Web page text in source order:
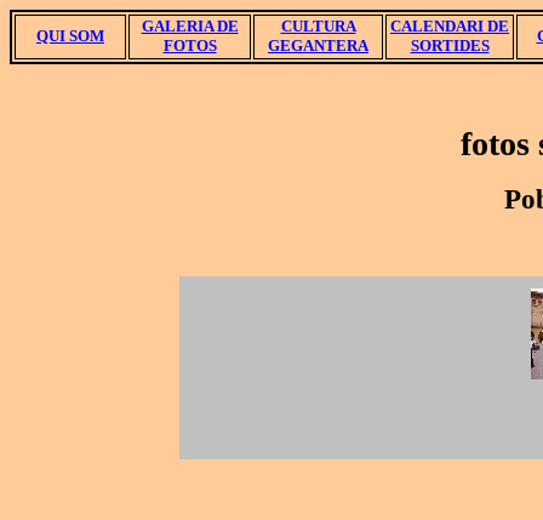
QUI SOM
GALERIA DE
FOTOS
CULTURA
GEGANTERA
CALENDARI DE
SORTIDES
fotos